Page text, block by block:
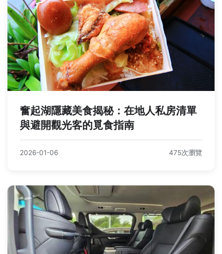
奮起湖隱藏美食揭秘：在地人私房清單
與避開觀光客的覓食指南
2026-01-06 475次瀏覽